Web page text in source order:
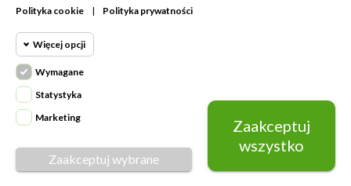
MOJE KONTO
PRODUKTY
NASZA FIRMA
Napisz do nas
Polityka cookie | Polityka prywatności
Więcej opcji
Wymagane
Wymagane pliki cookie oraz cookie
HttpOnly. Pliki cookie wymagane do
przeglądania witryny i korzystania z jej
podstawowych funkcji. Te pliki cookie
Cookie
Cookie
Wymagane
Statystyka
Marketing
Zaakceptuj wybrane
Zaakceptuj
wszystko
© Copyright 2026 Cosmetic4car | Wykonanie:Grupago